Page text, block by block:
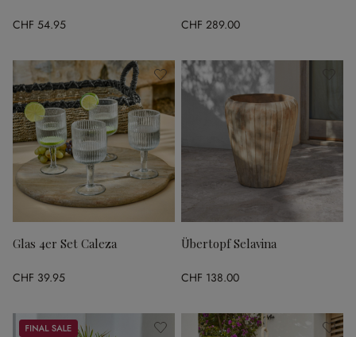
CHF 54.95 CHF 289.00
Glas 4er Set Caleza
CHF 39.95
Übertopf Selavina
CHF 138.00
Sale